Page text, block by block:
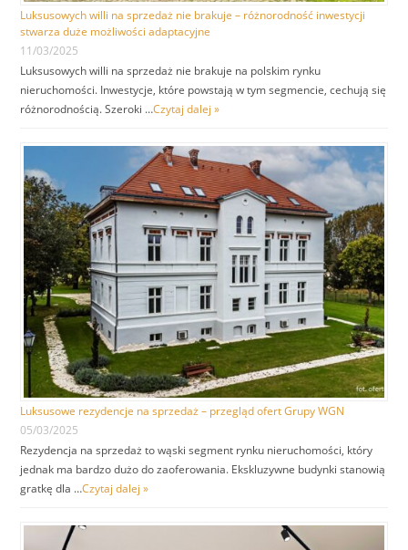
Luksusowych willi na sprzedaż nie brakuje – różnorodność inwestycji
stwarza duże możliwości adaptacyjne
11/03/2025
Luksusowych willi na sprzedaż nie brakuje na polskim rynku
nieruchomości. Inwestycje, które powstają w tym segmencie, cechują się
różnorodnością. Szeroki …Czytaj dalej »
Luksusowe rezydencje na sprzedaż – przegląd ofert Grupy WGN
05/03/2025
Rezydencja na sprzedaż to wąski segment rynku nieruchomości, który
jednak ma bardzo dużo do zaoferowania. Ekskluzywne budynki stanowią
gratkę dla …Czytaj dalej »